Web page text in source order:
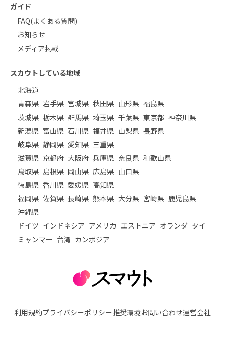
ガイド
FAQ(よくある質問)
お知らせ
メディア掲載
スカウトしている地域
北海道
青森県 岩手県 宮城県 秋田県 山形県 福島県
茨城県 栃木県 群馬県 埼玉県 千葉県 東京都 神奈川県
新潟県 富山県 石川県 福井県 山梨県 長野県
岐阜県 静岡県 愛知県 三重県
滋賀県 京都府 大阪府 兵庫県 奈良県 和歌山県
鳥取県 島根県 岡山県 広島県 山口県
徳島県 香川県 愛媛県 高知県
福岡県 佐賀県 長崎県 熊本県 大分県 宮崎県 鹿児島県
沖縄県
ドイツ インドネシア アメリカ エストニア オランダ タイ
ミャンマー 台湾 カンボジア
利用規約プライバシーポリシー推奨環境お問い合わせ運営会社